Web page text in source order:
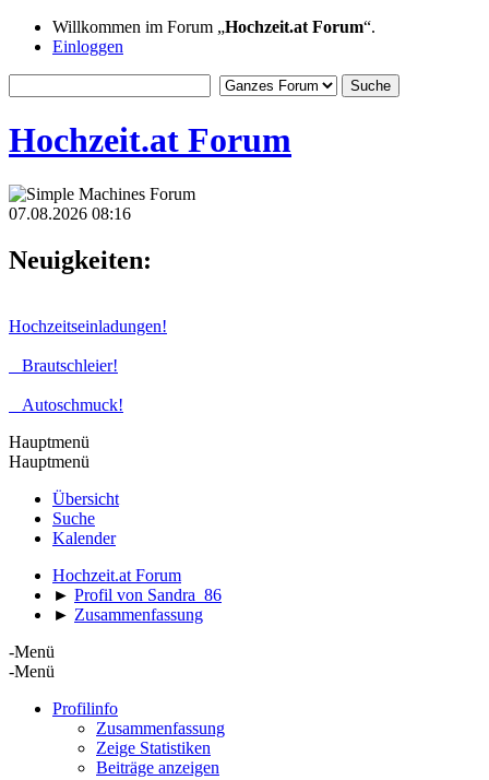
Willkommen im Forum „Hochzeit.at Forum“.
Einloggen
Hochzeit.at Forum
07.08.2026 08:16
Neuigkeiten:
Hochzeitseinladungen!
Brautschleier!
Autoschmuck!
Hauptmenü
Hauptmenü
Übersicht
Suche
Kalender
Hochzeit.at Forum
► Profil von Sandra_86
► Zusammenfassung
-Menü
-Menü
Profilinfo
Zusammenfassung
Zeige Statistiken
Beiträge anzeigen